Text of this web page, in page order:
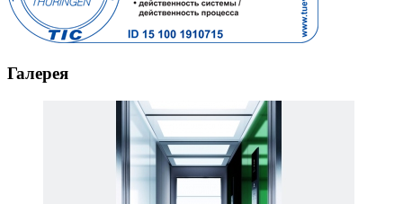
Галерея